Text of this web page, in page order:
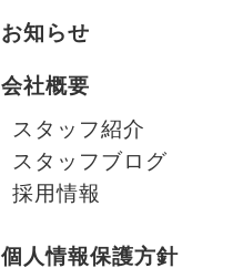
お知らせ
会社概要
スタッフ紹介
スタッフブログ
採用情報
個人情報保護方針